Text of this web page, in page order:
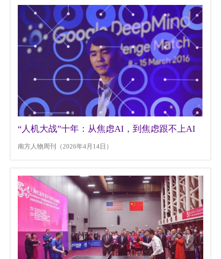
“人机大战”十年：从焦虑AI，到焦虑跟不上AI
南方人物周刊（2026年4月14日）